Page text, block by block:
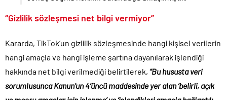
“Gizlilik sözleşmesi net bilgi vermiyor”
Kararda, TikTok’un gizlilik sözleşmesinde hangi kişisel verilerin
hangi amaçla ve hangi işleme şartına dayanılarak işlendiği
hakkında net bilgi verilmediği belirtilerek, “Bu hususta veri
sorumlusunca Kanun’un 4’üncü maddesinde yer alan ‘belirli, açık